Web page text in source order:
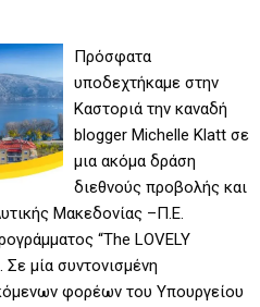
Πρόσφατα
υποδεχτήκαμε στην
Καστοριά την καναδή
blogger Michelle Klatt σε
μια ακόμα δράση
διεθνούς προβολής και
Μακεδονίας –Π.Ε.
“The LOVELY
Σε μία συντονισμένη
φορέων του Υπουργείου